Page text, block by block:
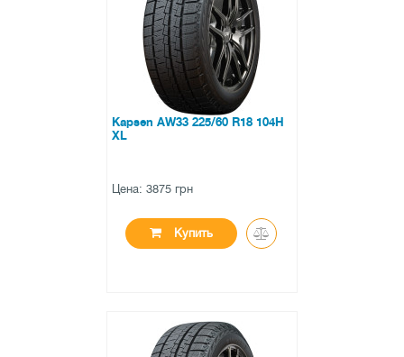
0 отзывов
Kapsen AW33 225/60 R18 104H
XL
Цена: 3875 грн
Купить
в наличии